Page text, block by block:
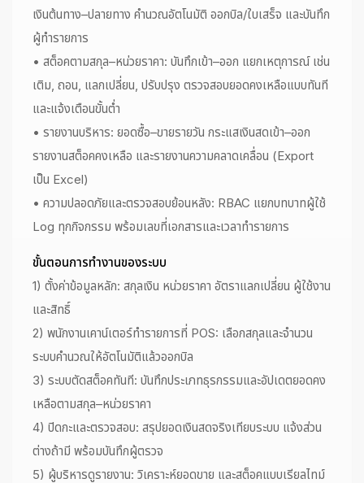
เงินต้นทาง–ปลายทาง คำนวณอัตโนมัติ ออกบิล/ใบเสร็จ และบันทึก
ผู้ทำรายการ
• สต็อคตามสกุล–หน่วยราคา: บันทึกเข้า–ออก แยกเหตุการณ์ เช่น
เติม, ถอน, แลกเปลี่ยน, ปรับปรุง ตรวจสอบยอดคงเหลือแบบทันที
และแจ้งเตือนขั้นต่ำ
• รายงานบริหาร: ยอดซื้อ–ขายรายวัน กระแสเงินสดเข้า–ออก
รายงานสต็อคคงเหลือ และรายงานความคลาดเคลื่อน (Export
เป็น Excel)
• ความปลอดภัยและตรวจสอบย้อนหลัง: RBAC แยกบทบาทผู้ใช้
Log ทุกกิจกรรม พร้อมเลขที่เอกสารและเวลาทำรายการ
ขั้นตอนการทำงานของระบบ
1) ตั้งค่าข้อมูลหลัก: สกุลเงิน หน่วยราคา อัตราแลกเปลี่ยน ผู้ใช้งาน
และสิทธิ์
2) พนักงานเคาน์เตอร์ทำรายการที่ POS: เลือกสกุลและจำนวน
ระบบคำนวณให้อัตโนมัติแล้วออกบิล
3) ระบบตัดสต็อคทันที: บันทึกประเภทธุรกรรมและอัปเดตยอดคง
เหลือตามสกุล–หน่วยราคา
4) ปิดกะและตรวจสอบ: สรุปยอดเงินสดจริงเทียบระบบ แจ้งส่วน
ต่างถ้ามี พร้อมบันทึกผู้ตรวจ
5) ผู้บริหารดูรายงาน: วิเคราะห์ยอดขาย และสต็อคแบบเรียลไทม์